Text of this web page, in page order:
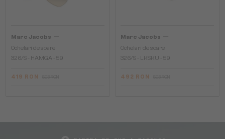
Marc Jacobs
Ochelari de soare
326/S - HAMGA - 59
419 RON
Marc Jacobs
Ochelari de soare
326/S - LKSKU - 59
492 RON